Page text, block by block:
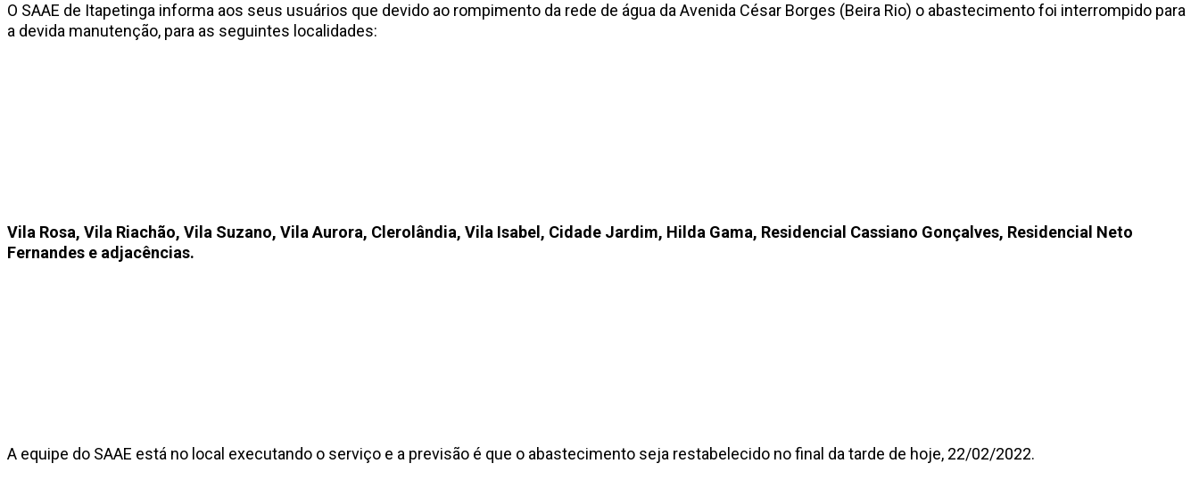
O SAAE de Itapetinga informa aos seus usuários que devido ao rompimento da rede de água da Avenida César Borges (Beira Rio) o abastecimento foi interrompido para
a devida manutenção, para as seguintes localidades:
Vila Rosa, Vila Riachão, Vila Suzano, Vila Aurora, Clerolândia, Vila Isabel, Cidade Jardim, Hilda Gama, Residencial Cassiano Gonçalves, Residencial Neto
Fernandes e adjacências.
A equipe do SAAE está no local executando o serviço e a previsão é que o abastecimento seja restabelecido no final da tarde de hoje, 22/02/2022.